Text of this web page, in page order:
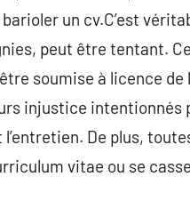
un cv.C’est
peut être tentant.
soumise à licence
injustice intentionnés
l’entretien. De plus,
vitae ou se